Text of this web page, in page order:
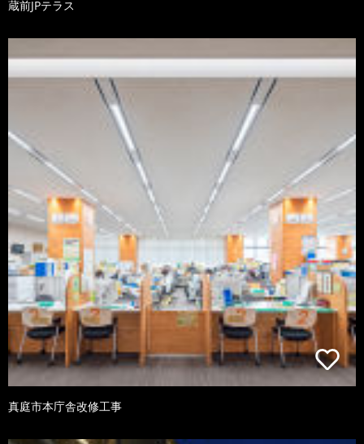
蔵前JPテラス
真庭市本庁舎改修工事